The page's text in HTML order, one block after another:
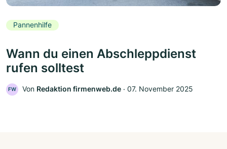
Pannenhilfe
Wann du einen Abschleppdienst
rufen solltest
FW Von Redaktion firmenweb.de ‧ 07. November 2025